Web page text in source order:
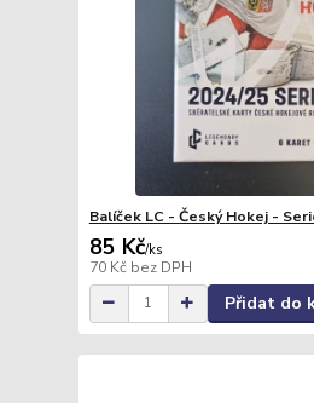
Balíček LC - Český Hokej -
85 Kč/ks
70 Kč bez DPH
Přidat do